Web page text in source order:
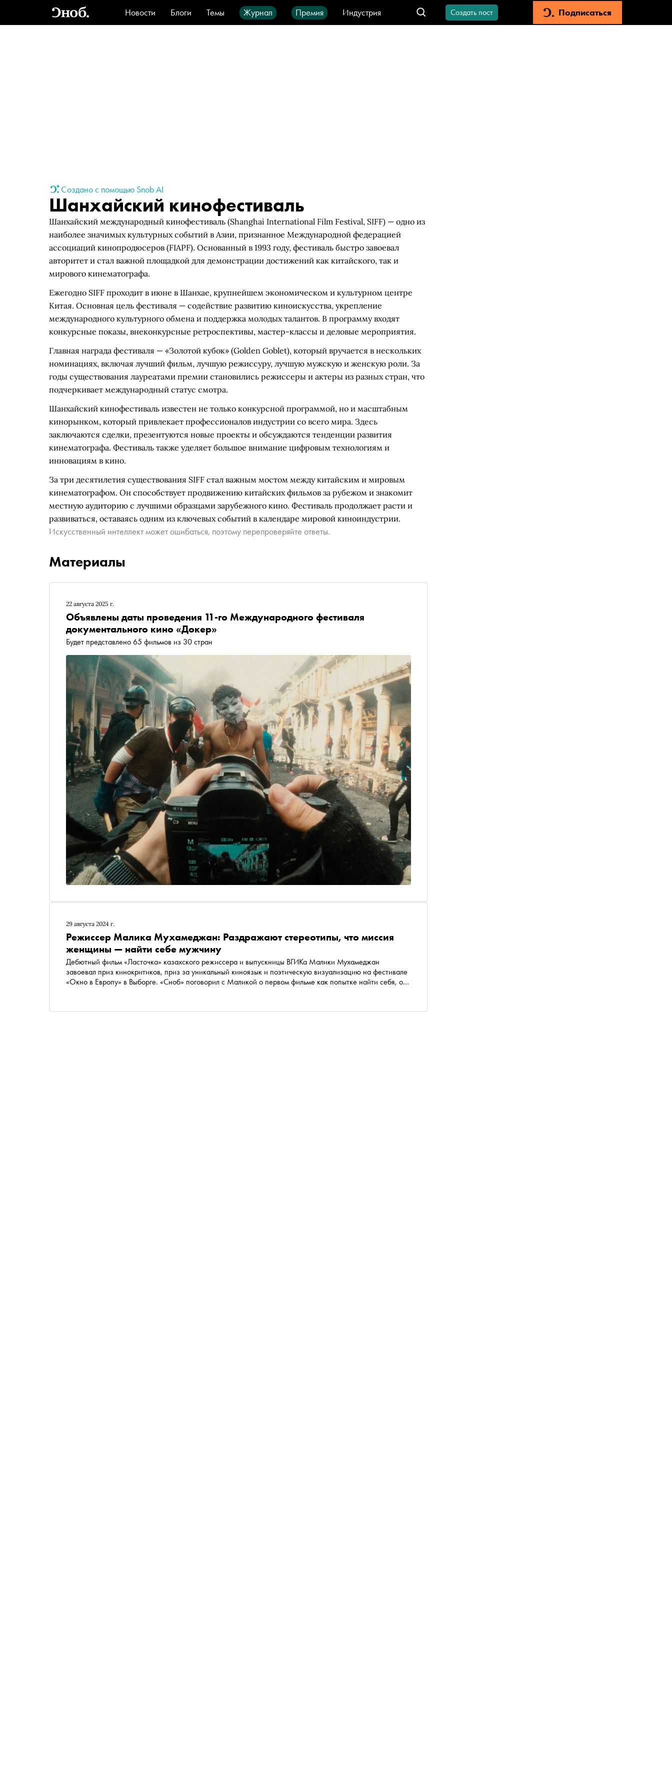
Новости Блоги Темы Журнал Премия
Индустрия
Стиль
Видео Город IT-продукты
Создать пост Подписаться
Создано с помощью Snob AI
Шанхайский кинофестиваль
Шанхайский международный кинофестиваль (Shanghai International Film Festival, SIFF) — одно из
наиболее значимых культурных событий в Азии, признанное Международной федерацией
ассоциаций кинопродюсеров (FIAPF). Основанный в 1993 году, фестиваль быстро завоевал
авторитет и стал важной площадкой для демонстрации достижений как китайского, так и
мирового кинематографа.
Ежегодно SIFF проходит в июне в Шанхае, крупнейшем экономическом и культурном центре
Китая. Основная цель фестиваля — содействие развитию киноискусства, укрепление
международного культурного обмена и поддержка молодых талантов. В программу входят
конкурсные показы, внеконкурсные ретроспективы, мастер-классы и деловые мероприятия.
Главная награда фестиваля — «Золотой кубок» (Golden Goblet), который вручается в нескольких
номинациях, включая лучший фильм, лучшую режиссуру, лучшую мужскую и женскую роли. За
годы существования лауреатами премии становились режиссеры и актеры из разных стран, что
подчеркивает международный статус смотра.
Шанхайский кинофестиваль известен не только конкурсной программой, но и масштабным
кинорынком, который привлекает профессионалов индустрии со всего мира. Здесь
заключаются сделки, презентуются новые проекты и обсуждаются тенденции развития
кинематографа. Фестиваль также уделяет большое внимание цифровым технологиям и
инновациям в кино.
За три десятилетия существования SIFF стал важным мостом между китайским и мировым
кинематографом. Он способствует продвижению китайских фильмов за рубежом и знакомит
местную аудиторию с лучшими образцами зарубежного кино. Фестиваль продолжает расти и
развиваться, оставаясь одним из ключевых событий в календаре мировой киноиндустрии.
Искусственный интеллект может ошибаться, поэтому перепроверяйте ответы.
Материалы
22 августа 2025 г.
Объявлены даты проведения 11-го Международного фестиваля
документального кино «Докер»
Будет представлено 65 фильмов из 30 стран
29 августа 2024 г.
Режиссер Малика Мухамеджан: Раздражают стереотипы, что миссия
женщины — найти себе мужчину
Дебютный фильм «Ласточка» казахского режиссера и выпускницы ВГИКа Малики Мухамеджан
завоевал приз кинокритиков, приз за уникальный киноязык и поэтическую визуализацию на фестивале
«Окно в Европу» в Выборге. «Сноб» поговорил с Маликой о первом фильме как попытке найти себя, о